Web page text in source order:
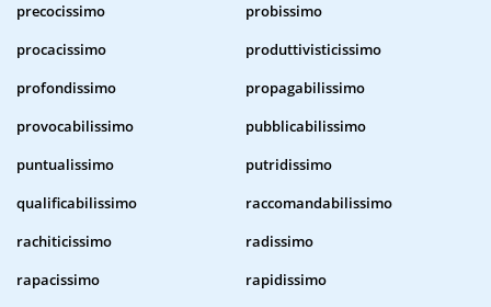
precocissimo
probissimo
procacissimo
produttivisticissimo
profondissimo
propagabilissimo
provocabilissimo
pubblicabilissimo
puntualissimo
putridissimo
qualificabilissimo
raccomandabilissimo
rachiticissimo
radissimo
rapacissimo
rapidissimo